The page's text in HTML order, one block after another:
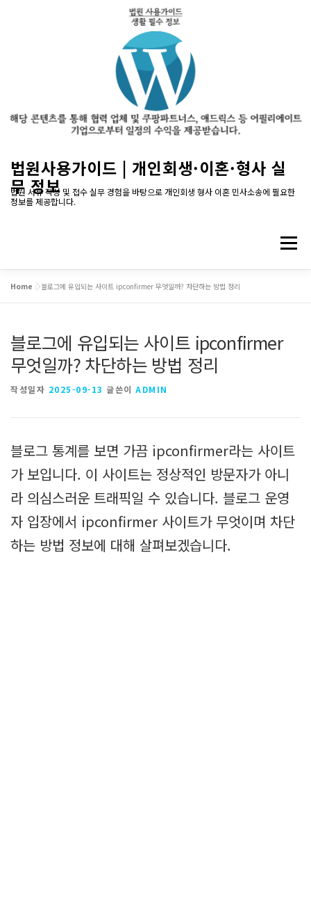
법원사용가이드 | 개인회생·이혼·형사 실
무 정보
법원 서류 작성 및 접수 실무 경험을 바탕으로 개인회생 형사 이혼 민사소송에 필요한
정보를 제공합니다.
메뉴
Home »블로그에 유입되는 사이트 ipconfirmer 무엇일까? 차단하는 방법 정리
블로그에 유입되는 사이트 ipconfirmer
무엇일까? 차단하는 방법 정리
작성일자 2025-09-13 글쓴이 ADMIN
블로그 통계를 보면 가끔 ipconfirmer라는 사이트
가 보입니다. 이 사이트는 정상적인 방문자가 아니
라 의심스러운 트래픽일 수 있습니다. 블로그 운영
자 입장에서 ipconfirmer 사이트가 무엇이며 차단
하는 방법 정보에 대해 살펴보겠습니다.